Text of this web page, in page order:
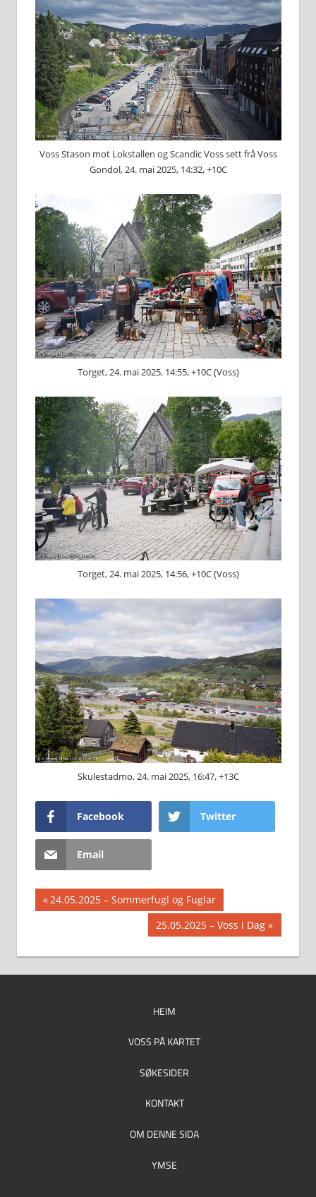
Voss Stason mot Lokstallen og Scandic Voss sett frå Voss
Gondol, 24. mai 2025, 14:32, +10C
Torget, 24. mai 2025, 14:55, +10C (Voss)
Torget, 24. mai 2025, 14:56, +10C (Voss)
Skulestadmo, 24. mai 2025, 16:47, +13C
Facebook Twitter
Email
Innleggsnavigasjon
Previous
24.05.2025 – Sommerfugl og Fuglar
Next
Post:
25.05.2025 – Voss i Dag
HEIM
VOSS PÅ KARTET
SØKESIDER
KONTAKT
OM DENNE SIDA
YMSE